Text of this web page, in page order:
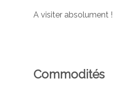
A visiter absolument !
Commodités